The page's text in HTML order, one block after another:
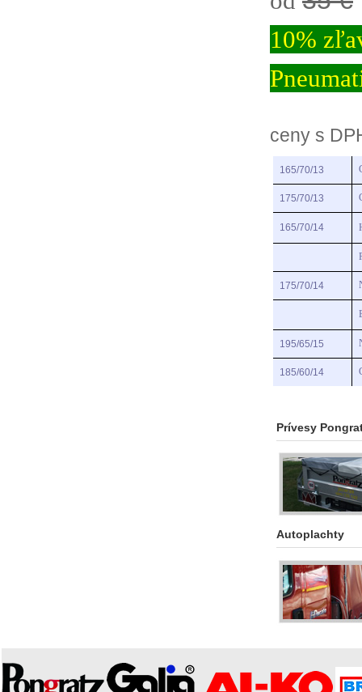
10%
ceny s
165/70/13
175/70/13
165/70/14
175/70/14
195/65/15
185/60/14
Prívesy
Autoplachty